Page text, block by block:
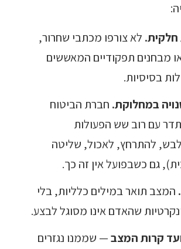
חלקית. לא צורפו מכתבי שחרור,
מבחנים תפקודיים המאששים
בסיסיות.
חברת הביטוח
עם רוב שש הפעולות
להתרחץ, לאכול, שליטה
גם כשבפועל אין זה כך.
המצב תואר במילים כלליות, בלי
שהאדם אינו מסוגל לבצע.
קרות המצב— שממנו נגזרים